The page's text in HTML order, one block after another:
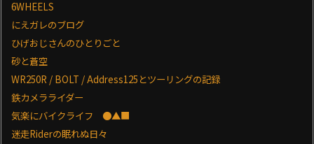
6WHEELS
にえガレのブログ
ひげおじさんのひとりごと
砂と蒼空
WR250R / BOLT / Address125とツーリングの記録
鉄カメラライダー
気楽にバイクライフ ●▲■
迷走Riderの眠れぬ日々